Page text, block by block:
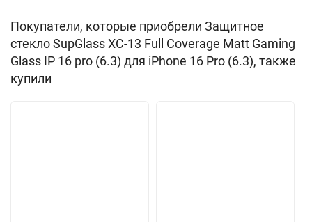
Покупатели, которые приобрели Защитное
стекло SupGlass XC-13 Full Coverage Matt Gaming
Glass IP 16 pro (6.3) для iPhone 16 Pro (6.3), также
купили